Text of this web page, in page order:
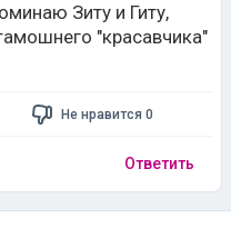
Зиту и Гиту,
"красавчика"
Не нравится 0
Ответить